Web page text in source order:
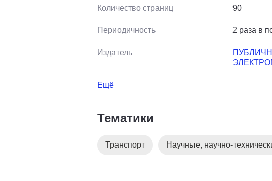
Количество страниц 90
Периодичность 2 раза в
Издатель
Ещё
Тематики
Транспорт Научные, научно-